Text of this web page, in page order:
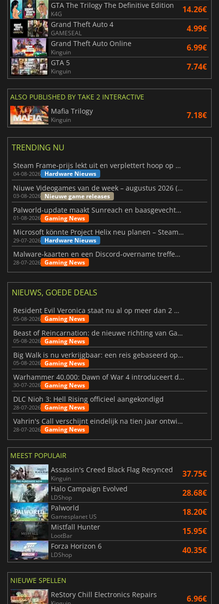
GTA The Trilogy The Definitive Edition
K4G 14.26€
Grand Theft Auto 4
GAMESEAL 4.99€
Grand Theft Auto Online
Kinguin 6.99€
GTA 5
Kinguin 7.74€
ALSO PUBLISHED BY TAKE 2 INTERACTIVE
Mafia Trilogy
Kinguin 7.18€
TRENDING NU
Steam Frame-prijs lekt uit en verplettert hoop op betaalbare VR
04-08-2026 Hardware Nieuws
Niuwe Videogames van de week – augustus 2026 (week 32)
03-08-2026 Nieuwe game releases
Palworld-update maakt Sunreach en baasgevechten stabieler
01-08-2026 Gaming News
Microsoft könnte Project Helix neu planen – Steam-Support wackelt
29-07-2026 Hardware Nieuws
Malware-kaarten en een Discord-overname treffen Meccha Chameleon
28-07-2026 Gaming News
NIEUWS, GOEDE DEALS
Resident Evil Veronica staat nu al op meer dan 2 miljoen verlanglijstjes
05-08-2026 Gaming News
Beast of Reincarnation: de nieuwe richting van Game Freak
05-08-2026 Gaming News
Big Walk is nu verkrijgbaar: een reis gebaseerd op vriendschap
05-08-2026 Gaming News
Warhammer 40.000: Dawn of War 4 introduceert de Necron-factie
30-07-2026 Gaming News
DLC Nioh 3: Hell Rising officieel aangekondigd
28-07-2026 Gaming News
Vahrin's Call verschijnt eindelijk na tien jaar ontwikkeling
28-07-2026 Gaming News
MEEST POPULAIR
Assassin's Creed Black Flag Resynced
Kinguin 37.75€
Halo Campaign Evolved
LDShop 28.68€
Palworld
Gamesplanet US 18.20€
Mistfall Hunter
LootBar 15.95€
Forza Horizon 6
LDShop 40.35€
NIEUWE SPELLEN
ReStory Chill Electronics Repairs
6.96€